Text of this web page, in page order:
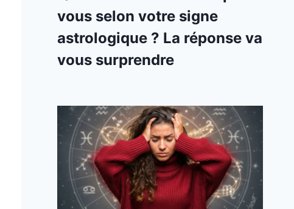
vous selon votre signe
astrologique ? La réponse va
vous surprendre